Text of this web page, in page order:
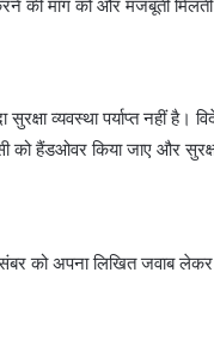
की मांग को और मजबूती
व्यवस्था पर्याप्त नहीं
को हैंडओवर किया जाए और
को अपना लिखित जवाब